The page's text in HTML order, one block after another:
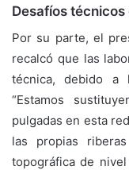
Desafíos
Por su parte, el
recalcó que las
técnica, debido a
“Estamos
pulgadas en esta
las propias
topográfica de